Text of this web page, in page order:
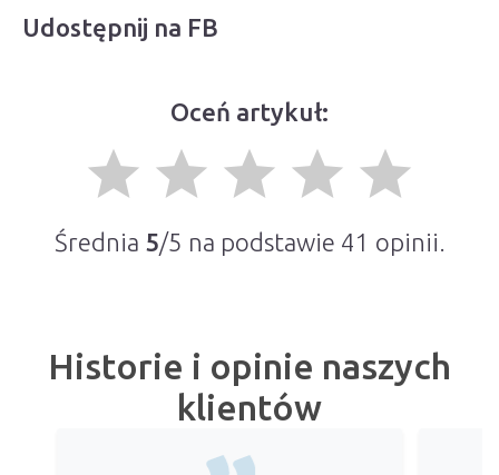
Udostępnij na FB
Oceń artykuł:
grade grade grade grade grade
Średnia 5/5 na podstawie 41 opinii.
Historie i opinie naszych
klientów